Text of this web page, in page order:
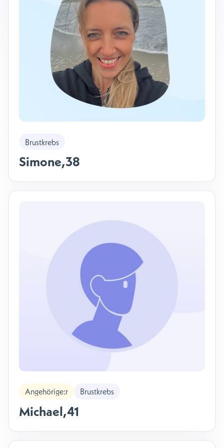
Brustkrebs
Simone,38
Angehörige:r Brustkrebs
Michael,41